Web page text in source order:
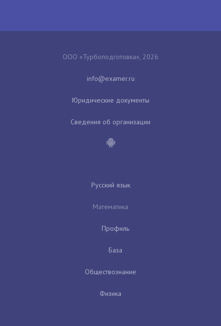
ООО «Турбоподготовка», 2026
Юридические документы
Сведения об организации
Русский язык
Математика
Профиль
База
Обществознание
Физика